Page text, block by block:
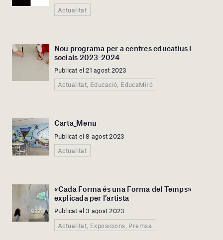
Actualitat
Nou programa per a centres educatius i
socials 2023-2024
Publicat el 21 agost 2023
Actualitat, Educació, EducaMiró
Carta_Menu
Publicat el 8 agost 2023
Actualitat
«Cada Forma és una Forma del Temps»
explicada per l’artista
Publicat el 3 agost 2023
Actualitat, Exposicions, Premsa